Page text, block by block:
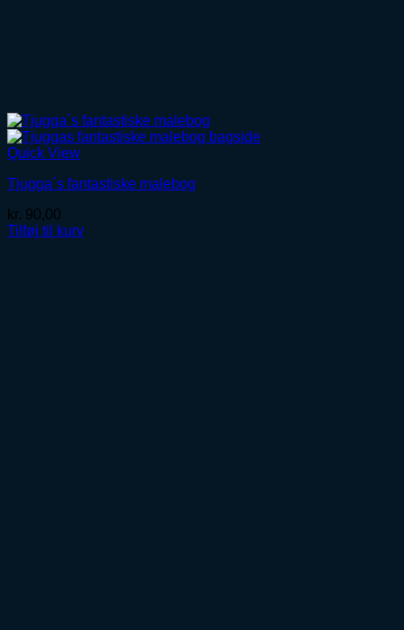
Quick View
Tjugga´s fantastiske malebog
kr. 90,00
Tilføj til kurv